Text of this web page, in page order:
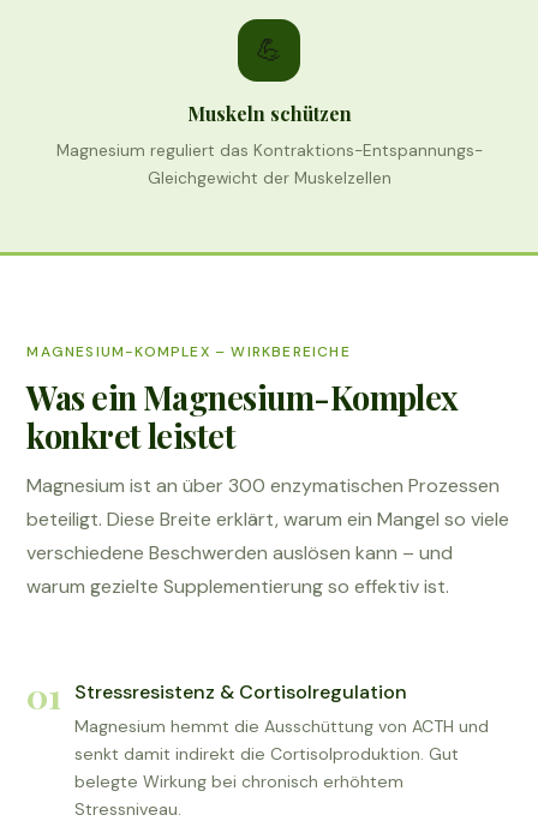
💪
Muskeln schützen
Magnesium reguliert das Kontraktions-Entspannungs-
Gleichgewicht der Muskelzellen
MAGNESIUM-KOMPLEX – WIRKBEREICHE
Was ein Magnesium-Komplex
konkret leistet
Magnesium ist an über 300 enzymatischen Prozessen
beteiligt. Diese Breite erklärt, warum ein Mangel so viele
verschiedene Beschwerden auslösen kann – und
warum gezielte Supplementierung so effektiv ist.
01 Stressresistenz & Cortisolregulation
Magnesium hemmt die Ausschüttung von ACTH und
senkt damit indirekt die Cortisolproduktion. Gut
belegte Wirkung bei chronisch erhöhtem
Stressniveau.